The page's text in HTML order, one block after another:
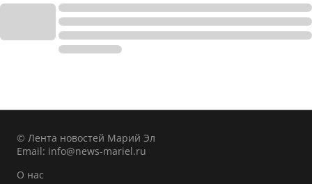
© Лента новостей Марий Эл
Email: info@news-mariel.ru
О нас